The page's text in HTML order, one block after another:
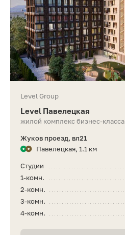
Level Group
Level Павелецкая
жилой комплекс бизнес-класса
Жуков проезд, вл21
Павелецкая, 1.1 км
Студии
1-комн.
2-комн.
3-комн.
4-комн.